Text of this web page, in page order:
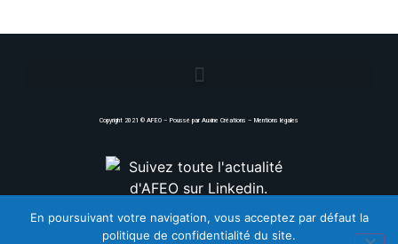
Copyright 2021 © AFEO – Poussé par Auxine Créations – Mentions légales
En poursuivant votre navigation, vous acceptez par défaut la
politique de confidentialité du site.